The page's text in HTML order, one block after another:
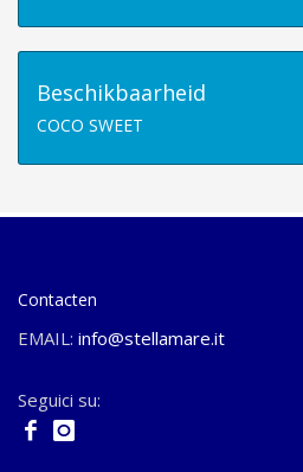
Beschikbaarheid
COCO SWEET
Contacten
EMAIL: info@stellamare.it
Seguici su: